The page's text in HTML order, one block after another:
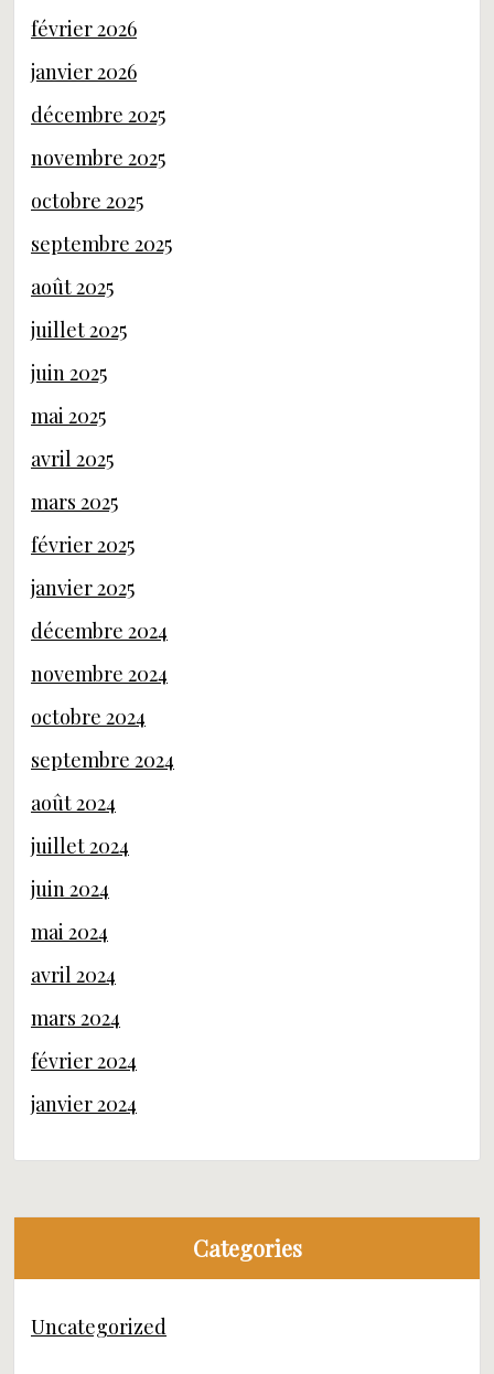
février 2026
janvier 2026
décembre 2025
novembre 2025
octobre 2025
septembre 2025
août 2025
juillet 2025
juin 2025
mai 2025
avril 2025
mars 2025
février 2025
janvier 2025
décembre 2024
novembre 2024
octobre 2024
septembre 2024
août 2024
juillet 2024
juin 2024
mai 2024
avril 2024
mars 2024
février 2024
janvier 2024
Categories
Uncategorized